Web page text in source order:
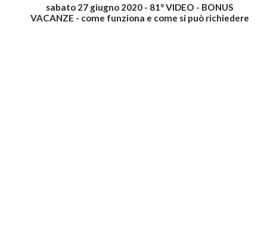
sabato 27 giugno 2020 - 81° VIDEO - BONUS
VACANZE - come funziona e come si può richiedere